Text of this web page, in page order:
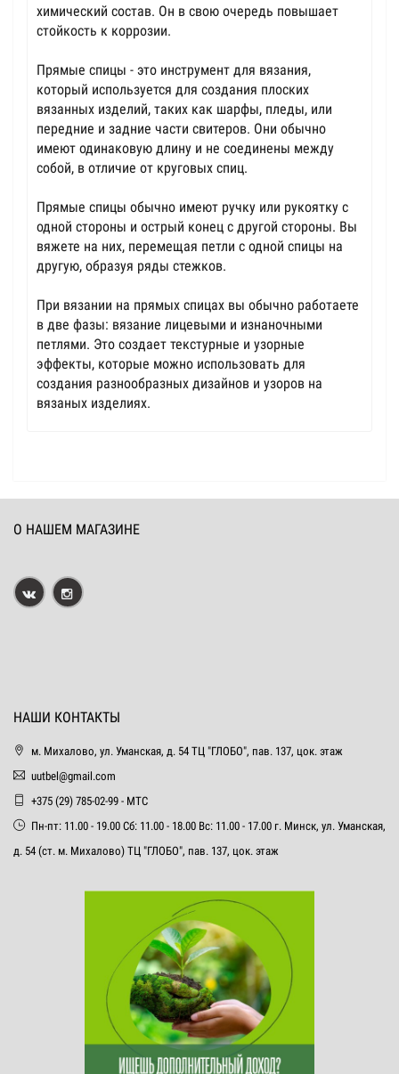
химический состав. Он в свою очередь повышает
стойкость к коррозии.
Прямые спицы - это инструмент для вязания,
который используется для создания плоских
вязанных изделий, таких как шарфы, пледы, или
передние и задние части свитеров. Они обычно
имеют одинаковую длину и не соединены между
собой, в отличие от круговых спиц.
Прямые спицы обычно имеют ручку или рукоятку с
одной стороны и острый конец с другой стороны. Вы
вяжете на них, перемещая петли с одной спицы на
другую, образуя ряды стежков.
При вязании на прямых спицах вы обычно работаете
в две фазы: вязание лицевыми и изнаночными
петлями. Это создает текстурные и узорные
эффекты, которые можно использовать для
создания разнообразных дизайнов и узоров на
вязаных изделиях.
О НАШЕМ МАГАЗИНЕ
НАШИ КОНТАКТЫ
м. Михалово, ул. Уманская, д. 54 ТЦ "ГЛОБО", пав. 137, цок. этаж
uutbel@gmail.com
+375 (29) 785-02-99 - МТС
Пн-пт: 11.00 - 19.00 Сб: 11.00 - 18.00 Вс: 11.00 - 17.00 г. Минск, ул. Уманская,
д. 54 (ст. м. Михалово) ТЦ "ГЛОБО", пав. 137, цок. этаж